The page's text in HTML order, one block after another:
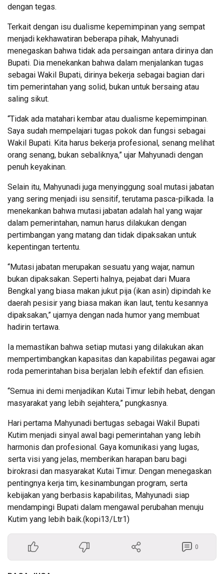
dengan tegas.
Terkait dengan isu dualisme kepemimpinan yang sempat
menjadi kekhawatiran beberapa pihak, Mahyunadi
menegaskan bahwa tidak ada persaingan antara dirinya dan
Bupati. Dia menekankan bahwa dalam menjalankan tugas
sebagai Wakil Bupati, dirinya bekerja sebagai bagian dari
tim pemerintahan yang solid, bukan untuk bersaing atau
saling sikut.
“Tidak ada matahari kembar atau dualisme kepemimpinan.
Saya sudah mempelajari tugas pokok dan fungsi sebagai
Wakil Bupati. Kita harus bekerja profesional, senang melihat
orang senang, bukan sebaliknya,” ujar Mahyunadi dengan
penuh keyakinan.
Selain itu, Mahyunadi juga menyinggung soal mutasi jabatan
yang sering menjadi isu sensitif, terutama pasca-pilkada. Ia
menekankan bahwa mutasi jabatan adalah hal yang wajar
dalam pemerintahan, namun harus dilakukan dengan
pertimbangan yang matang dan tidak dipaksakan untuk
kepentingan tertentu.
“Mutasi jabatan merupakan sesuatu yang wajar, namun
bukan dipaksakan. Seperti halnya, pejabat dari Muara
Bengkal yang biasa makan jukut pija (ikan asin) dipindah ke
daerah pesisir yang biasa makan ikan laut, tentu kesannya
dipaksakan,” ujarnya dengan nada humor yang membuat
hadirin tertawa.
Ia memastikan bahwa setiap mutasi yang dilakukan akan
mempertimbangkan kapasitas dan kapabilitas pegawai agar
roda pemerintahan bisa berjalan lebih efektif dan efisien.
“Semua ini demi menjadikan Kutai Timur lebih hebat, dengan
masyarakat yang lebih sejahtera,” pungkasnya.
Hari pertama Mahyunadi bertugas sebagai Wakil Bupati
Kutim menjadi sinyal awal bagi pemerintahan yang lebih
harmonis dan profesional. Gaya komunikasi yang lugas,
serta visi yang jelas, memberikan harapan baru bagi
birokrasi dan masyarakat Kutai Timur. Dengan menegaskan
pentingnya kerja tim, kesinambungan program, serta
kebijakan yang berbasis kapabilitas, Mahyunadi siap
mendampingi Bupati dalam mengawal perubahan menuju
Kutim yang lebih baik.(kopi13/Ltr1)
0